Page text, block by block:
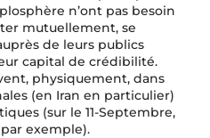
n’ont pas besoin
mutuellement, se
de leurs publics
capital de crédibilité.
physiquement, dans
(en Iran en particulier)
(sur le 11-Septembre,
exemple).